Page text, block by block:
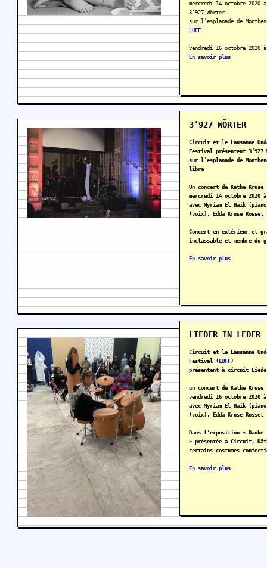
mercredi 14 octobre 2020 à
3’927 Wörter
sur l’esplanade de
LUFF
vendredi 16 octobre 2020 à
En savoir plus
3’927 WÖRTER
Circuit et le Lausanne
Festival présentent 3’927
sur l’esplanade de
libre
Un concert de Käthe Kruse
mercredi 14 octobre 2020 à
avec Myriam El Haik
(voix), Edda Kruse
Concert en extérieur et
inclassable et membre du
En savoir plus
LIEDER IN LEDER
Circuit et le Lausanne
Festival ( LUFF)
présentent à circuit
un concert de Käthe Kruse
vendredi 16 octobre 2020 à
avec Myriam El Haik
(voix), Edda Kruse
Dans l’exposition «
» présentée à Circuit,
certains costumes
En savoir plus